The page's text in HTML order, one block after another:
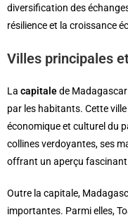
diversification des
résilience et la croissance
Villes principales
La capitalede
par les habitants. Cette
économique et culturel du
collines verdoyantes, ses
offrant un aperçu fascinant
Outre la capitale,
importantes. Parmi elles,